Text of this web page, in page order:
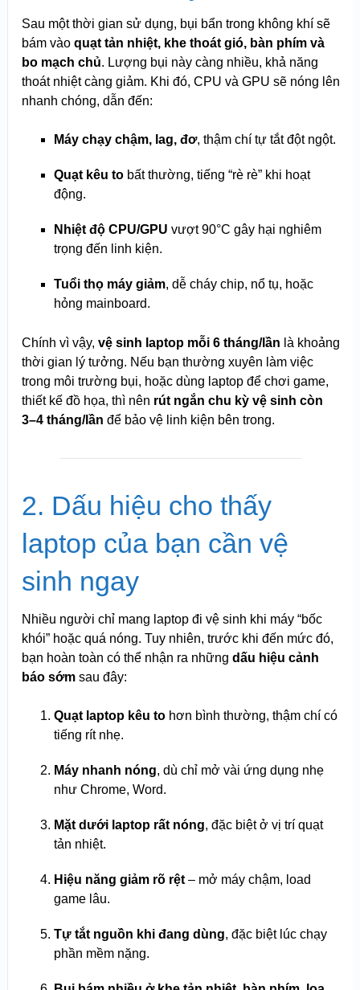
Sau một thời gian sử dụng, bụi bẩn trong không khí sẽ
bám vào quạt tản nhiệt, khe thoát gió, bàn phím và
bo mạch chủ. Lượng bụi này càng nhiều, khả năng
thoát nhiệt càng giảm. Khi đó, CPU và GPU sẽ nóng lên
nhanh chóng, dẫn đến:
Máy chạy chậm, lag, đơ, thậm chí tự tắt đột ngột.
Quạt kêu tobất thường, tiếng “rè rè” khi hoạt
động.
Nhiệt độ CPU/GPU vượt 90°C gây hại nghiêm
trọng đến linh kiện.
Tuổi thọ máy giảm, dễ cháy chip, nổ tụ, hoặc
hỏng mainboard.
Chính vì vậy, vệ sinh laptop mỗi 6 tháng/lần là khoảng
thời gian lý tưởng. Nếu bạn thường xuyên làm việc
trong môi trường bụi, hoặc dùng laptop để chơi game,
thiết kế đồ họa, thì nên rút ngắn chu kỳ vệ sinh còn
3–4 tháng/lần để bảo vệ linh kiện bên trong.
2. Dấu hiệu cho thấy
laptop của bạn cần vệ
sinh ngay
Nhiều người chỉ mang laptop đi vệ sinh khi máy “bốc
khói” hoặc quá nóng. Tuy nhiên, trước khi đến mức đó,
bạn hoàn toàn có thể nhận ra những dấu hiệu cảnh
báo sớmsau đây:
Quạt laptop kêu tohơn bình thường, thậm chí có
tiếng rít nhẹ.
Máy nhanh nóng, dù chỉ mở vài ứng dụng nhẹ
như Chrome, Word.
Mặt dưới laptop rất nóng, đặc biệt ở vị trí quạt
tản nhiệt.
Hiệu năng giảm rõ rệt– mở máy chậm, load
game lâu.
Tự tắt nguồn khi đang dùng, đặc biệt lúc chạy
phần mềm nặng.